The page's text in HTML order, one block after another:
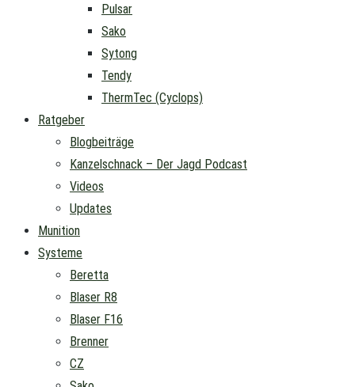
Pulsar
Sako
Sytong
Tendy
ThermTec (Cyclops)
Ratgeber
Blogbeiträge
Kanzelschnack – Der Jagd Podcast
Videos
Updates
Munition
Systeme
Beretta
Blaser R8
Blaser F16
Brenner
CZ